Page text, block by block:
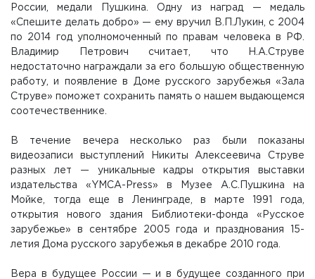
России, медали Пушкина. Одну из наград — медаль
«Спешите делать добро» — ему вручил В.П.Лукин, с 2004
по 2014 год уполномоченный по правам человека в РФ.
Владимир Петрович считает, что Н.А.Струве
недостаточно награждали за его большую общественную
работу, и появление в Доме русского зарубежья «Зала
Струве» поможет сохранить память о нашем выдающемся
соотечественнике.
В течение вечера несколько раз были показаны
видеозаписи выступлений Никиты Алексеевича Струве
разных лет — уникальные кадры открытия выставки
издательства «YMCA-Press» в Музее А.С.Пушкина на
Мойке, тогда еще в Ленинграде, в марте 1991 года,
открытия нового здания Библиотеки-фонда «Русское
зарубежье» в сентябре 2005 года и празднования 15-
летия Дома русского зарубежья в декабре 2010 года.
Вера в будущее России — и в будущее созданного при